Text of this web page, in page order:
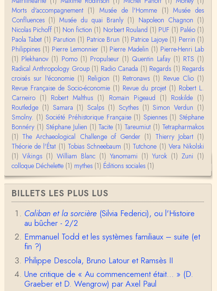
âtons-à-fouir" qu'on a pu trouver a…
Momo
BonjourCette question de la remise en cause de l'i
mage classique de sociétés vivant essentiellem…
Anonymous
Merci pour votre conférence au collège de France
sur les femmes préhistoriques et la chasse, très c
l…
Anonymous
Bonjour,Merci pour l'article.Vous dîtes : "Pourquoi,
en tant qu’êtres humains, devrions-nou…
Christophe Darmangeat
Envoyez moi un mail : cdarmangeat@gmail.com
anne hebrard
Bonjour, peut-on trouver maintenant le manuscrit d'Al
ain Testart de 2009, souvent cité ?
Claude Julien
Bonjour Monsieur,Récent abonné à votre blog, je vi
ens de lire votre dernière publication, qui m’a be…
Anonymous
1° Le message subliminal est celui-ci: il y a un sché
ma évolutif des sociétés, avec des stades infér…
Morts d'accompagnement (1) Musée de l'Homme (1) Musée des
Confluences (1) Musée du quai Branly (1) Napoleon Chagnon (1)
Nicolas Pichoff (1) Non fiction (1) Norbert Rouland (1) PUF (1) Paléo (1)
Paola Tabet (1) Parution (1) Patrice Brun (1) Patrice Lajoye (1) Perrin (1)
Philippines (1) Pierre Lemonnier (1) Pierre Madelin (1) Pierre-Henri Lab
(1) Plekhanov (1) Pomo (1) Propulseur (1) Quentin Lafay (1) RTS (1)
Radical Anthropology Group (1) Radio Canada (1) Regards (1) Regards
croisés sur l'économie (1) Religion (1) Retronaws (1) Revue Clio (1)
Revue Française de Socio-économie (1) Revue du projet (1) Robert L.
Carneiro (1) Robert Malthus (1) Romain Pigeaud (1) Roskilde (1)
Routledge (1) Samara (1) Scalps (1) Scythes (1) Simon Verdun (1)
Smolny. (1) Société Préhistorique Française (1) Spiennes (1) Stéphane
Bonnéry (1) Stéphane Julien (1) Tacite (1) Tareumiut (1) Tetrapharmakos
(1) The Archaeological Challenge of Gender (1) Thierry Jobart (1)
Théorie de l'État (1) Tobias Schneebaum (1) Tutchone (1) Vera Nikolski
(1) Vikings (1) William Blanc (1) Yanomami (1) Yurok (1) Zuni (1)
colloque Déchelette (1) mythes (1) Éditions sociales (1)
BILLETS LES PLUS LUS
Caliban et la sorcière(Silvia Federici), ou l'Histoire
au bûcher - 2/2
Emmanuel Todd et les systèmes familiaux – suite (et
fin ?)
Philippe Descola, Bruno Latour et Ramsès II
Une critique de « Au commencement était... » (D.
Graeber et D. Wengrow) par Axel Paul